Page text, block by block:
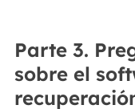
Parte 3.
sobre el